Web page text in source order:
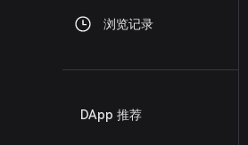
Español (Argentina)
浏览记录
DApp 推荐